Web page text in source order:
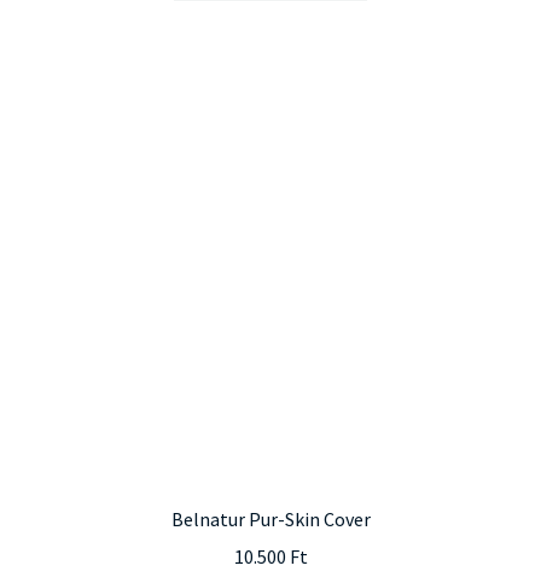
Belnatur Pur-Skin Cover
10.500 Ft